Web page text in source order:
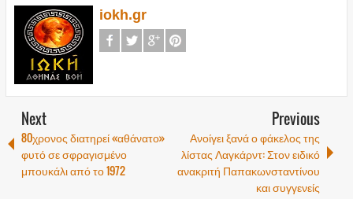
iokh.gr
Next
80χρονος διατηρεί «αθάνατο»
φυτό σε σφραγισμένο
μπουκάλι από το 1972
Previous
Ανοίγει ξανά ο φάκελος της
λίστας Λαγκάρντ: Στον ειδικό
ανακριτή Παπακωνσταντίνου
και συγγενείς